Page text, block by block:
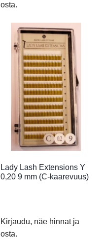
osta.
Lady Lash Extensions Y
0,20 9 mm (C-kaarevuus)
Kirjaudu, näe hinnat ja
osta.